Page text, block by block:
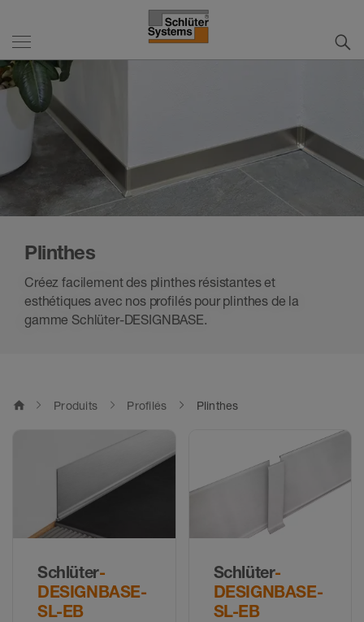
Plinthes
Créez facilement des plinthes résistantes et
esthétiques avec nos profilés pour plinthes de la
gamme Schlüter-DESIGNBASE.
home Produits Profilés Plinthes
Schlüter-
DESIGNBASE-
SL-EB
Schlüter-
DESIGNBASE-
SL-EB